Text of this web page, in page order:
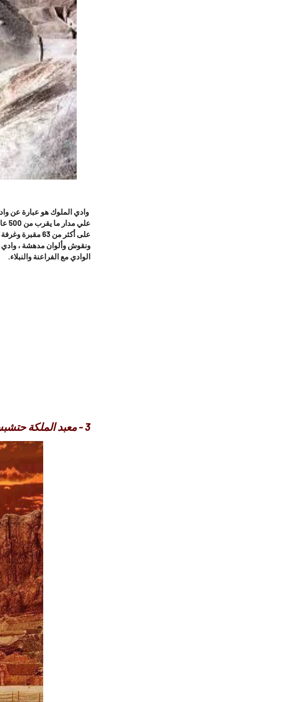
وادي الملوك هو عبارة عن
على أكثر من 63 مقبرة وغرفة بما في ذلك
ونقوش وألوان مدهشة ، وادي
الوادي مع الفراعنة والنبلاء.
3 - معبد الملكة حتشبسوت :